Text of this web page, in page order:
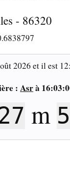
- 86320
2026 et il est
:Asrà
m